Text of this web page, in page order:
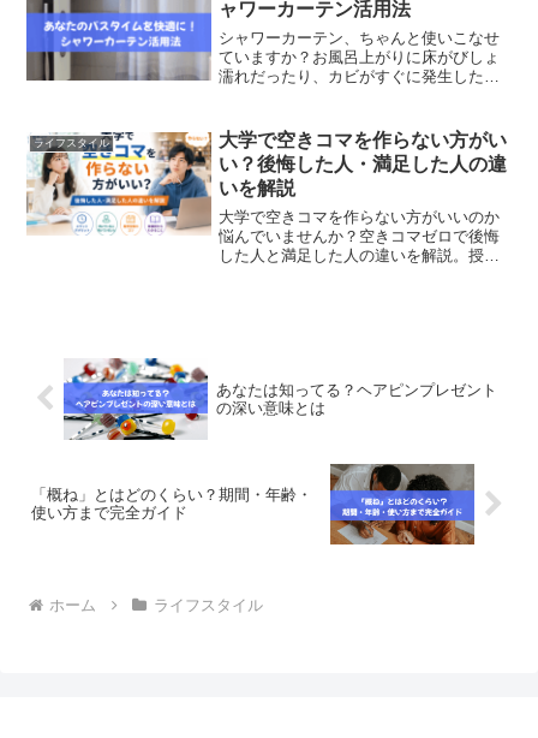
ャワーカーテン活用法
シャワーカーテン、ちゃんと使いこなせ
ていますか？お風呂上がりに床がびしょ
濡れだったり、カビがすぐに発生したり
テム選びのコツを知っておけば、浴室は
もっと快適で清潔に保てま...
ライフスタイル
大学で空きコマを作らない方がい
い？後悔した人・満足した人の違
いを解説
大学で空きコマを作らない方がいいのか
悩んでいませんか？空きコマゼロで後悔
した人と満足した人の違いを解説。授業
あなたは知ってる？ヘアピンプレゼント
の深い意味とは
「概ね」とはどのくらい？期間・年齢・
使い方まで完全ガイド
ホーム ライフスタイル